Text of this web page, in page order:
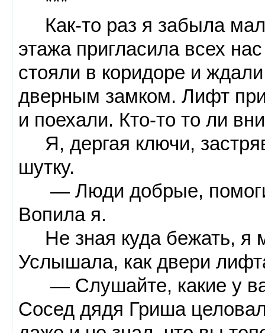
Как-то раз я забыла
этажа пригласила всех
стояли в коридоре и
дверным замком. Лифт
и поехали. Кто-то то ли
Я, дергая ключи,
шутку.
— Люди добрые,
Вопила я.
Не зная куда бежать, я
Услышала, как двери
— Слушайте, какие у
Сосед дядя Гриша